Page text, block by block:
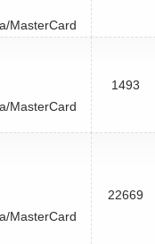
MasterCard
MasterCard
1493
MasterCard
22669